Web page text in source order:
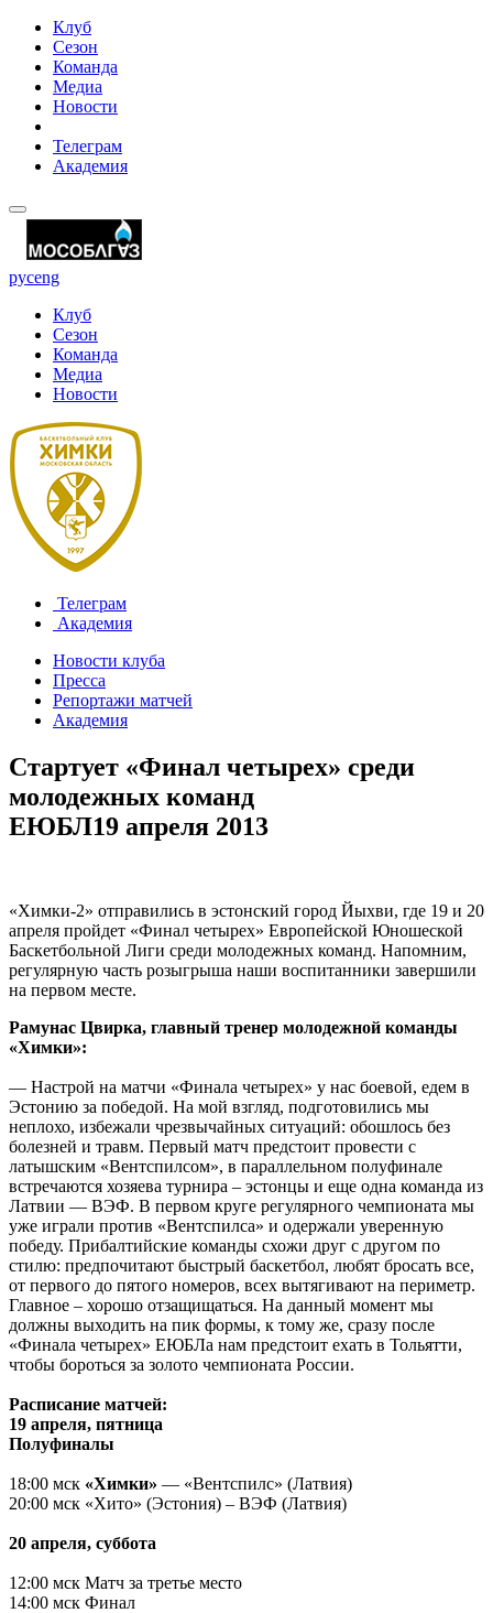
Клуб
Сезон
Команда
Медиа
Новости
Телеграм
Академия
русeng
Клуб
Сезон
Команда
Медиа
Новости
Телеграм
Академия
Новости клуба
Пресса
Репортажи матчей
Академия
Стартует «Финал четырех» среди
молодежных команд
ЕЮБЛ19 апреля 2013
«Химки-2» отправились в эстонский город Йыхви, где 19 и 20
апреля пройдет «Финал четырех» Европейской Юношеской
Баскетбольной Лиги среди молодежных команд. Напомним,
регулярную часть розыгрыша наши воспитанники завершили
на первом месте.
Рамунас Цвирка, главный тренер молодежной команды
«Химки»:
— Настрой на матчи «Финала четырех» у нас боевой, едем в
Эстонию за победой. На мой взгляд, подготовились мы
неплохо, избежали чрезвычайных ситуаций: обошлось без
болезней и травм. Первый матч предстоит провести с
латышским «Вентспилсом», в параллельном полуфинале
встречаются хозяева турнира – эстонцы и еще одна команда из
Латвии — ВЭФ. В первом круге регулярного чемпионата мы
уже играли против «Вентспилса» и одержали уверенную
победу. Прибалтийские команды схожи друг с другом по
стилю: предпочитают быстрый баскетбол, любят бросать все,
от первого до пятого номеров, всех вытягивают на периметр.
Главное – хорошо отзащищаться. На данный момент мы
должны выходить на пик формы, к тому же, сразу после
«Финала четырех» ЕЮБЛа нам предстоит ехать в Тольятти,
чтобы бороться за золото чемпионата России.
Расписание матчей:
19 апреля, пятница
Полуфиналы
18:00 мск «Химки» — «Вентспилс» (Латвия)
20:00 мск «Хито» (Эстония) – ВЭФ (Латвия)
20 апреля, суббота
12:00 мск Матч за третье место
14:00 мск Финал